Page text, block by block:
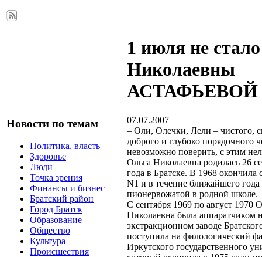
Новости по темам
Политика, власть
Здоровье
Люди
Точка зрения
Финансы и бизнес
Братский район
Город Братск
Образование
Общество
Культура
Происшествия
1 июля не
Николаевны
АСТАФЬЕВОЙ
07.07.2007
– Оли, Олечки, Лели – чистого,
доброго и глубоко порядочного
невозможно поверить, с этим
Ольга Николаевна родилась 26
года в Братске. В 1968
N1 и в течение ближайшего года
пионервожатой в родной школе.
С сентября 1969 по август 1970
Николаевна была аппаратчиком
экстракционном заводе
поступила на филологический
Иркутского государственного